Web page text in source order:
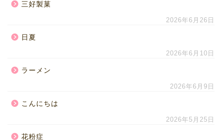
三好製菓
2026年6月26日
日夏
2026年6月10日
ラーメン
2026年6月9日
こんにちは
2026年5月25日
花粉症